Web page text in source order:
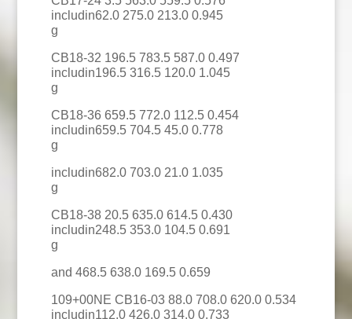
includin62.0 275.0 213.0 0.945
g
CB18-32 196.5 783.5 587.0 0.497
includin196.5 316.5 120.0 1.045
g
CB18-36 659.5 772.0 112.5 0.454
includin659.5 704.5 45.0 0.778
g
includin682.0 703.0 21.0 1.035
g
CB18-38 20.5 635.0 614.5 0.430
includin248.5 353.0 104.5 0.691
g
and 468.5 638.0 169.5 0.659
109+00NE CB16-03 88.0 708.0 620.0 0.534
includin112.0 426.0 314.0 0.733